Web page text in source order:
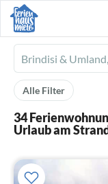
Ferienhausmiete
logo
Alle Filter
34
Urlaub am